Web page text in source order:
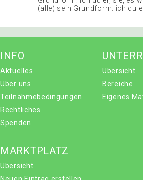
(alle) sein Grundform: ich du
INFO
Aktuelles
Über uns
Teilnahmebedingungen
Rechtliches
Spenden
Übersicht
Bereiche
Eigenes
MARKTPLATZ
Übersicht